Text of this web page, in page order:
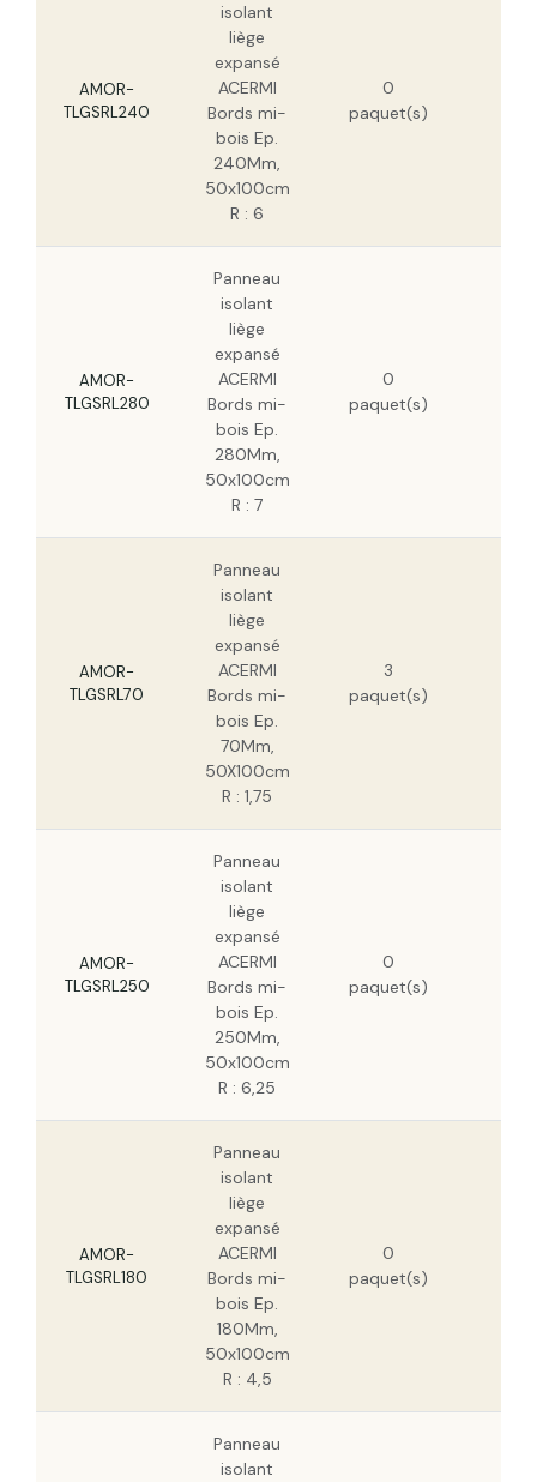
Panneau isolant liège expansé ACERMI
Bords mi-bois Ep. 300Mm, 50x100cm R :
7,5
AMOR-
TLGSRL240
isolant
liège
expansé
ACERMI
Bords mi-
bois Ep.
240Mm,
50x100cm
R : 6
0
paquet(s)
AMOR-
TLGSRL280
Panneau
isolant
liège
expansé
ACERMI
Bords mi-
bois Ep.
280Mm,
50x100cm
R : 7
0
paquet(s)
AMOR-
TLGSRL70
Panneau
isolant
liège
expansé
ACERMI
Bords mi-
bois Ep.
70Mm,
50X100cm
R : 1,75
3
paquet(s)
AMOR-
TLGSRL250
Panneau
isolant
liège
expansé
ACERMI
Bords mi-
bois Ep.
250Mm,
50x100cm
R : 6,25
0
paquet(s)
AMOR-
TLGSRL180
Panneau
isolant
liège
expansé
ACERMI
Bords mi-
bois Ep.
180Mm,
50x100cm
R : 4,5
0
paquet(s)
Panneau
isolant